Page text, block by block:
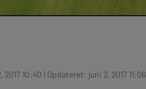
10:40 | Opdateret: juni 2, 2017 11:06